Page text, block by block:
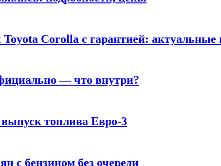
Corolla с гарантией:
— что внутри?
топлива Евро-3
с бензином без очереди